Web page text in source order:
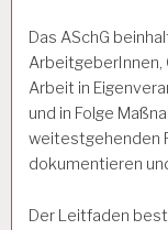
Das ASchG
ArbeitgeberInnen,
Arbeit in
und in Folge
weitestgehenden
dokumentieren
Der Leitfaden